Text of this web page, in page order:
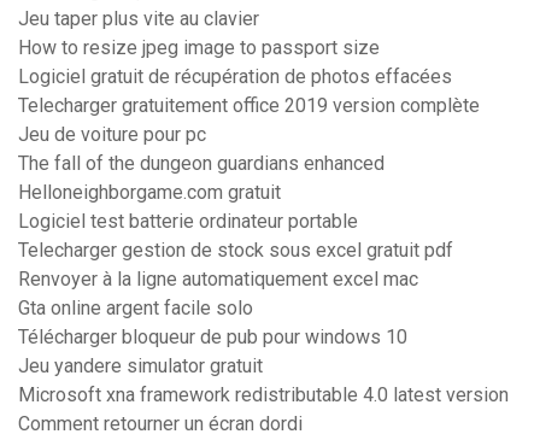
Jeu taper plus vite au clavier
How to resize jpeg image to passport size
Logiciel gratuit de récupération de photos effacées
Telecharger gratuitement office 2019 version complète
Jeu de voiture pour pc
The fall of the dungeon guardians enhanced
Helloneighborgame.com gratuit
Logiciel test batterie ordinateur portable
Telecharger gestion de stock sous excel gratuit pdf
Renvoyer à la ligne automatiquement excel mac
Gta online argent facile solo
Télécharger bloqueur de pub pour windows 10
Jeu yandere simulator gratuit
Microsoft xna framework redistributable 4.0 latest version
Comment retourner un écran dordi